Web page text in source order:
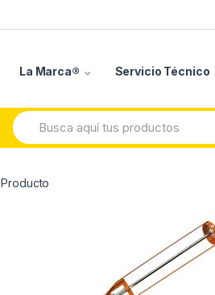
La Marca® Servicio Técnico
Search
for:
Producto